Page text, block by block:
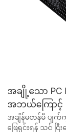
အချို့သော PC
အဘယ်ကြောင့်
အချိန်မတန်မီ ပျက်ကွက်နေသော PC ပါဝါထောက်ပံ့မှုများနှင့် ကိုင်တွယ်ဖြေရှင်းရန် သင် ငြီးငွေ့နေပါသလား။ တူညီသောပြဿနာများ ထပ်မံပေါ်ပေါက်လာစေရန်သာ ၎င်းတို့ကို အမြဲအစားထိုးရန် သင့်ကိုယ်သင် အမြဲတွေ့နေရပါသလား။ ဤဆောင်းပါးတွင်၊ အချို့သော PC ပါဝါထောက်ပံ့မှုများ အချိန်မတန်မီ ပျက်ကွက်ရခြင်း၏ နောက်ကွယ်ရှိ အကြောင်းရင်းများကို ကျွန်ုပ်တို့ စူးစမ်းလေ့လာပါသည်။ အရည်အသွေးညံ့ဖျင်းသော အစိတ်အပိုင်းများမှ သင့်လျော်သောအသုံးပြုမှုအထိ၊ သင့်ပါဝါထောက်ပံ့မှုကို မျှော်လင့်ထားသည်ထက် စောစီးစွာ ကျရှုံးစေမည့် သာမာန်တရားခံများကို ကျွန်ုပ်တို့ စူးစမ်းရှာဖွေပါသည်။ အဆိုပါ ချို့ယွင်းချက်များကို သင်မည်ကဲ့သို့ တားဆီးနိုင်ပြီး သင့် PC ပါဝါထောက်ပံ့မှုအတွက် သက်တမ်းပိုရှည်ကြောင်း သေချာစေရန် ဆက်လက်ဖတ်ရှုပါ။ - အချိန်မတန်မီ PC Power Supply ချို့ယွင်းခြင်း၏ အဖြစ်များသော အကြောင်းရင်းများကို နားလည်ခြင်း။ နည်းပညာလောကတွင် PC အသုံးပြုသူများစွာကြုံတွေ့ရလေ့ရှိသည့် ပြဿနာတစ်ခုမှာ ၎င်းတို့၏ ပါဝါထောက်ပံ့မှု အချိန်မတန်မီ ပျက်ကွက်ခြင်းပင်ဖြစ်သည်။ ၎င်းသည် မမျှော်လင့်ဘဲ စက်ရပ်သွားခြင်းနှင့် အရေးကြီးသောဒေတာ ဆုံးရှုံးသွားခြင်းတို့ကို ဖြစ်ပေါ်စေနိုင်သောကြောင့် ၎င်းသည် သုံးစွဲသူများအတွက် စိတ်ပျက်စရာဖြစ်စေနိုင်သည်။ အချိန်မတန်မီ PC ပါဝါထောက်ပံ့မှု ချို့ယွင်းခြင်း၏ အဖြစ်များသည့် အကြောင်းရင်းများကို နားလည်ခြင်းသည် အသုံးပြုသူများအား ဤပြဿနာကို ကာကွယ်နိုင်ပြီး ၎င်းတို့၏ အီလက်ထရွန်နစ်စက်ပစ္စည်းများ၏ တာရှည်ခံမှုကို သေချာစေရန် ကူညီပေးပါသည်။ အချိန်မတန်မီ PC ပါဝါထောက်ပံ့မှု ချို့ယွင်းရခြင်း၏ အဓိကအကြောင်းရင်းတစ်ခုမှာ အရည်အသွေးညံ့ဖျင်းသော အစိတ်အပိုင်းများဖြစ်သည်။ ပါဝါထောက်ပံ့ရေးပစ္စည်းများကို subpar ပစ္စည်းများဖြင့်ထုတ်လုပ်သောအခါ၊ ၎င်းတို့သည်မျှော်လင့်ထားသည်ထက်စော၍ပျက်ကွက်နိုင်ခြေပိုများသည်။ ထို့ကြောင့် သင့် PC အတွက် ပါဝါထောက်ပံ့မှုအသစ်ကို ဝယ်ယူသောအခါတွင် ဂုဏ်သိက္ခာရှိသော ပါဝါထောက်ပံ့သူ သို့မဟုတ် ပါဝါထောက်ပံ့ရေးထုတ်လုပ်သူအား ရွေးချယ်ရန် အရေးကြီးပါသည်။ ယုံကြည်စိတ်ချရသော ထုတ်လုပ်သူထံမှ အရည်အသွေးမြင့် ပါဝါထောက်ပံ့မှုတွင် ရင်းနှီးမြှုပ်နှံခြင်းသည် အချိန်မတန်မီ ချို့ယွင်းမှု ဖြစ်နိုင်ခြေကို များစွာ လျှော့ချနိုင်သည်။ အချိန်မတန်မီ PC ပါဝါထောက်ပံ့မှု ချို့ယွင်းခြင်း၏ နောက်ထပ် အဖြစ်များသည့် အကြောင်းအရင်းမှာ အပူလွန်ကဲခြင်း ဖြစ်သည်။ ပါဝါထောက်ပံ့မှု အရမ်းပူလာတဲ့အခါ အစိတ်အပိုင်းတွေကို မြန်မြန်ပျက်စီးစေပြီး ချို့ယွင်းမှုဖြစ်စေနိုင်ပါတယ်။ ၎င်းသည် PC case တွင် လေဝင်လေထွက်မကောင်းခြင်း၊ လေ၀င်လေထွက်ပိတ်ဆို့ခြင်း သို့မဟုတ် ပါဝါထောက်ပံ့မှုကို အချိန်ကြာမြင့်စွာ ၎င်း၏အမြင့်ဆုံးစွမ်းရည်ဖြင့် လုပ်ဆောင်ခြင်း၏ ရလဒ်ဖြစ်နိုင်သည်။ အပူလွန်ကဲခြင်းမှ ကာကွယ်ရန်နှင့် မှန်ကန်သော လေ၀င်လေထွက်ကို သေချာစေရန်၊ အသုံးပြုသူများသည် ၎င်းတို့၏ PC case ကို ပုံမှန်သန့်ရှင်းရေးလုပ်ရန်၊ သင့်လျော်သော လေဝင်လေထွက်ရှိစေရန်နှင့် ပါဝါထောက်ပံ့မှုကို ၎င်း၏ကန့်သတ်ချက်သို့ တွန်းပို့ခြင်းမှ ရှောင်ကြဉ်သင့်သည်။ ထို့အပြင် လျှပ်စစ်ဓာတ်အား မြင့်တက်ခြင်းနှင့် ဆူးတက်ခြင်းများကလည်း အချိန်မတန်မီ ပါဝါထောက်ပံ့မှု ချို့ယွင်းမှုကို ဖြစ်ပေါ်စေနိုင်သည်။ ဤဗို့အားရုတ်တရက်တိုးလာခြင်းသည် ပါဝါထောက်ပံ့ရေး၏ အရေးကြီးသောအစိတ်အပိုင်းများကို ပျက်စီးစေပြီး ပျက်ယွင်းသွားစေ